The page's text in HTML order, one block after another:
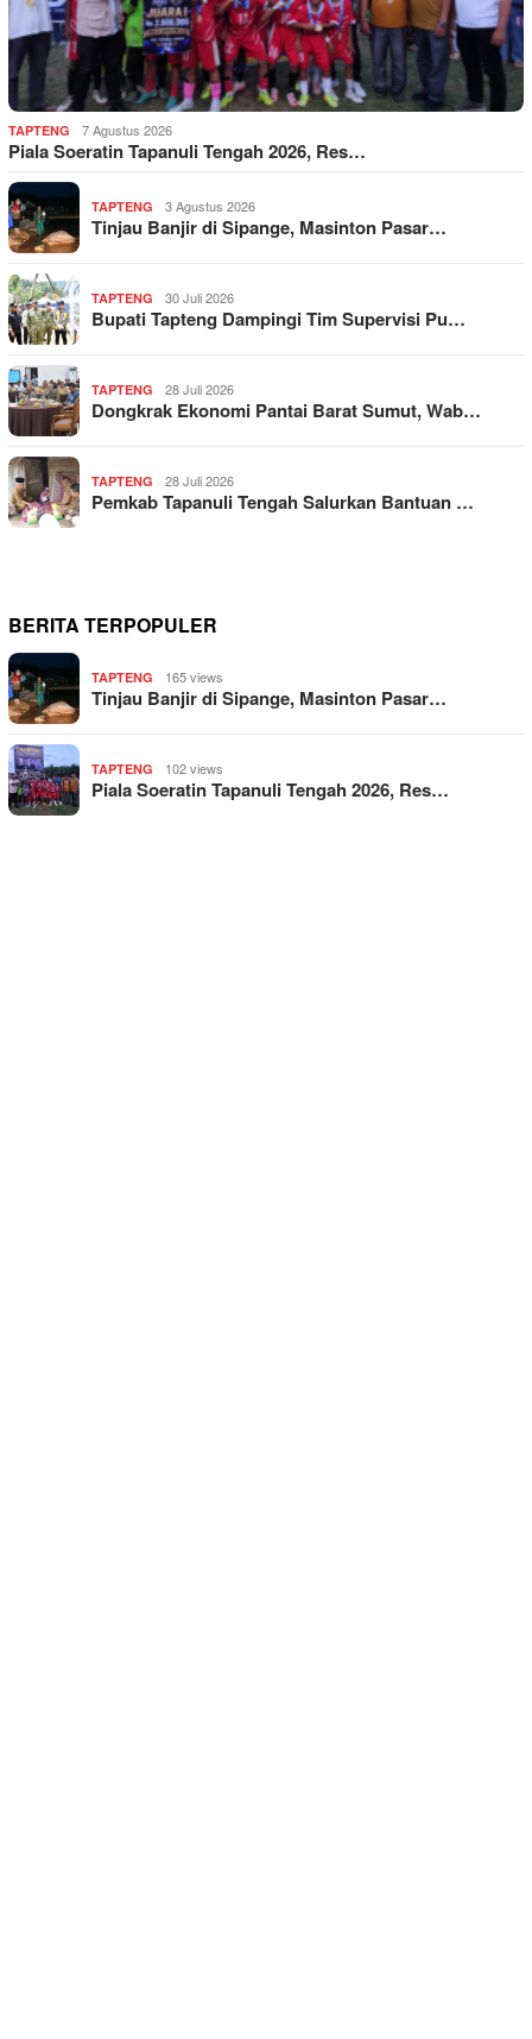
TAPTENG 7 Agustus 2026
Piala Soeratin Tapanuli Tengah 2026, Res…
TAPTENG 3 Agustus 2026
Tinjau Banjir di Sipange, Masinton Pasar…
TAPTENG 30 Juli 2026
Bupati Tapteng Dampingi Tim Supervisi Pu…
TAPTENG 28 Juli 2026
Dongkrak Ekonomi Pantai Barat Sumut, Wab…
TAPTENG 28 Juli 2026
Pemkab Tapanuli Tengah Salurkan Bantuan …
BERITA TERPOPULER
TAPTENG 165 views
Tinjau Banjir di Sipange, Masinton Pasar…
TAPTENG 102 views
Piala Soeratin Tapanuli Tengah 2026, Res…